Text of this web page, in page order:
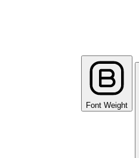
Font Weight